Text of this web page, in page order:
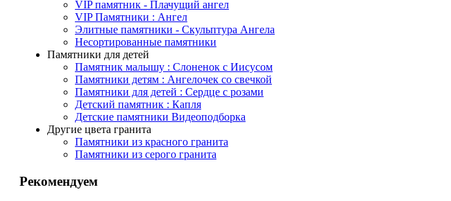
VIP памятник - Плачущий ангел
VIP Памятники : Ангел
Элитные памятники - Скульптура Ангела
Несортированные памятники
Памятники для детей
Памятник малышу : Слоненок с Иисусом
Памятники детям : Ангелочек со свечкой
Памятники для детей : Сердце с розами
Детский памятник : Капля
Детские памятники Видеоподборка
Другие цвета гранита
Памятники из красного гранита
Памятники из серого гранита
Рекомендуем